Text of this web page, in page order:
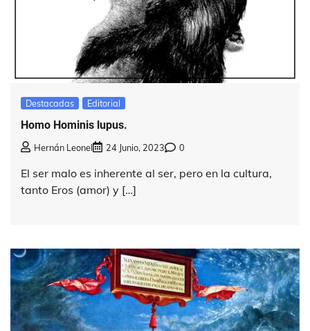
Destacadas Editorial
Homo Hominis lupus.
Hernán Leonel 24 Junio, 2023 0
El ser malo es inherente al ser, pero en la cultura,
tanto Eros (amor) y […]